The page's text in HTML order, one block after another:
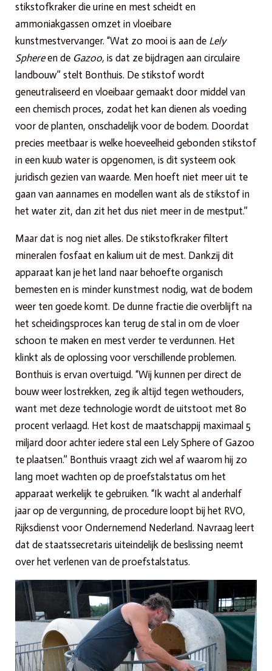
stikstofkraker die urine en mest scheidt en
ammoniakgassen omzet in vloeibare
kunstmestvervanger. “Wat zo mooi is aan de Lely
Sphereen de Gazoo, is dat ze bijdragen aan circulaire
landbouw” stelt Bonthuis. De stikstof wordt
geneutraliseerd en vloeibaar gemaakt door middel van
een chemisch proces, zodat het kan dienen als voeding
voor de planten, onschadelijk voor de bodem. Doordat
precies meetbaar is welke hoeveelheid gebonden stikstof
in een kuub water is opgenomen, is dit systeem ook
juridisch gezien van waarde. Men hoeft niet meer uit te
gaan van aannames en modellen want als de stikstof in
het water zit, dan zit het dus niet meer in de mestput.”
Maar dat is nog niet alles. De stikstofkraker filtert
mineralen fosfaat en kalium uit de mest. Dankzij dit
apparaat kan je het land naar behoefte organisch
bemesten en is minder kunstmest nodig, wat de bodem
weer ten goede komt. De dunne fractie die overblijft na
het scheidingsproces kan terug de stal in om de vloer
schoon te maken en mest verder te verdunnen. Het
klinkt als de oplossing voor verschillende problemen.
Bonthuis is ervan overtuigd. “Wij kunnen per direct de
bouw weer lostrekken, zeg ik altijd tegen wethouders,
want met deze technologie wordt de uitstoot met 80
procent verlaagd. Het kost de maatschappij maximaal 5
miljard door achter iedere stal een Lely Sphere of Gazoo
te plaatsen.” Bonthuis vraagt zich wel af waarom hij zo
lang moet wachten op de proefstalstatus om het
apparaat werkelijk te gebruiken. “Ik wacht al anderhalf
jaar op de vergunning, de procedure loopt bij het RVO,
Rijksdienst voor Ondernemend Nederland. Navraag leert
dat de staatssecretaris uiteindelijk de beslissing neemt
over het verlenen van de proefstalstatus.